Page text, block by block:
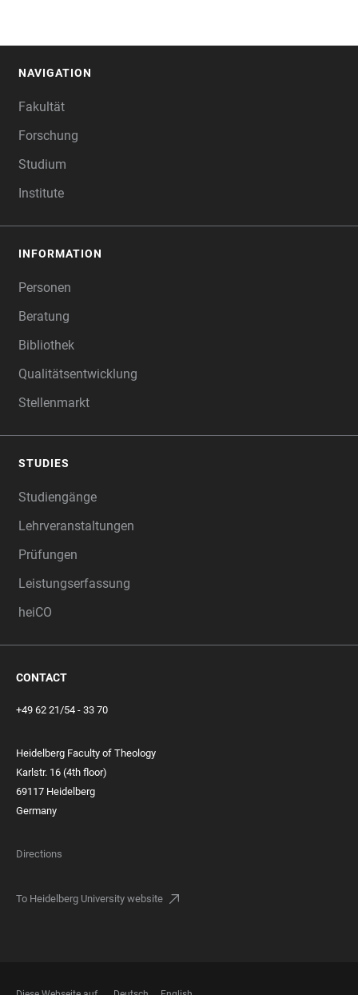
NAVIGATION
Fakultät
Forschung
Studium
Institute
INFORMATION
Personen
Beratung
Bibliothek
Qualitätsentwicklung
Stellenmarkt
STUDIES
Studiengänge
Lehrveranstaltungen
Prüfungen
Leistungserfassung
heiCO
CONTACT
+49 62 21/54 - 33 70
Heidelberg Faculty of Theology
Karlstr. 16 (4th floor)
69117 Heidelberg
Germany
Directions
To Heidelberg University website